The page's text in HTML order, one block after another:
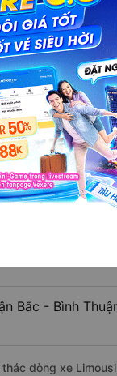
sớm nhất vào lúc
Nam từ
trễ (muộn) nhất là
Quảng Nam từ
đánh giá có nhà
lượng xuất sắc.
Bắc - Bình
dòng xe